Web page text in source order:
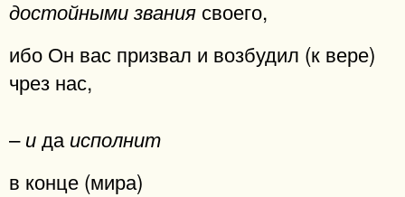
достойными звания своего,
ибо Он вас призвал и возбудил (к вере)
чрез нас,
–ида исполнит
в конце (мира)